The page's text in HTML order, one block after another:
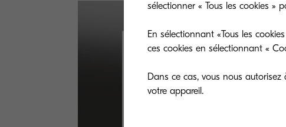
sélectionner « Tous les cookies »
En sélectionnant «Tous les
ces cookies en sélectionnant «
Dans ce cas, vous nous
votre appareil.